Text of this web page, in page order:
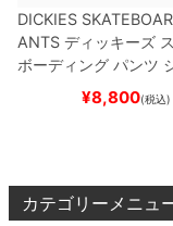
DICKIES
ANTS ディッキーズ
ボーディング パンツ
SLIM FIT 30 LENGTH
スケートボード
¥8,800(税込)
カテゴリーメニュ